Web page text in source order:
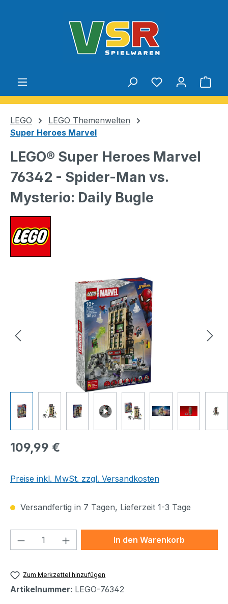
Du hast 0
LEGO
LEGO Themenwelten
Super Heroes Marvel
LEGO® Super Heroes Marvel
76342 - Spider-Man vs.
Mysterio: Daily Bugle
Bildergalerie überspringen
Regulärer Preis:
109,99 €
Preise inkl. MwSt. zzgl. Versandkosten
Versandfertig in 7 Tagen, Lieferzeit 1-3 Tage
Produkt Anzahl: Gib denIn den Warenkorb
Zum Merkzettel hinzufügen
Artikelnummer: LEGO-76342